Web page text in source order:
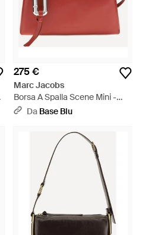
275 €
Marc Jacobs
Borsa A Spalla Scene Mini -
Rosso
Da Base Blu